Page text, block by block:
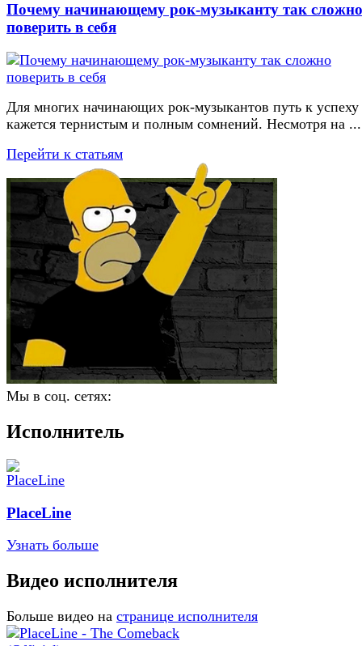
Почему начинающему рок-музыканту так сложно
поверить в себя
Для многих начинающих рок-музыкантов путь к успеху
кажется тернистым и полным сомнений. Несмотря на ...
Перейти к статьям
Мы в соц. сетях:
Исполнитель
PlaceLine
Узнать больше
Видео исполнителя
Больше видео на странице исполнителя